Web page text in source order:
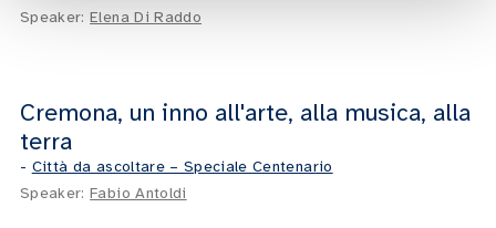
Speaker:Elena Di Raddo
Cremona, un inno all'arte, alla musica, alla
terra
- Città da ascoltare – Speciale Centenario
Speaker:Fabio Antoldi